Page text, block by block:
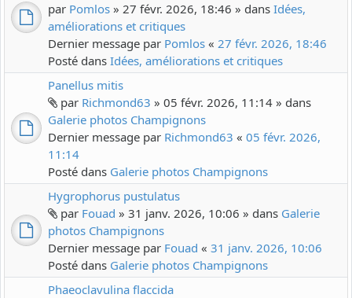
par Pomlos » 27 févr. 2026, 18:46 » dans Idées,
améliorations et critiques
Dernier message par Pomlos « 27 févr. 2026, 18:46
Posté dans Idées, améliorations et critiques
Panellus mitis
par Richmond63 » 05 févr. 2026, 11:14 » dans
Galerie photos Champignons
Dernier message par Richmond63 « 05 févr. 2026,
11:14
Posté dans Galerie photos Champignons
Hygrophorus pustulatus
par Fouad » 31 janv. 2026, 10:06 » dans Galerie
photos Champignons
Dernier message par Fouad « 31 janv. 2026, 10:06
Posté dans Galerie photos Champignons
Phaeoclavulina flaccida